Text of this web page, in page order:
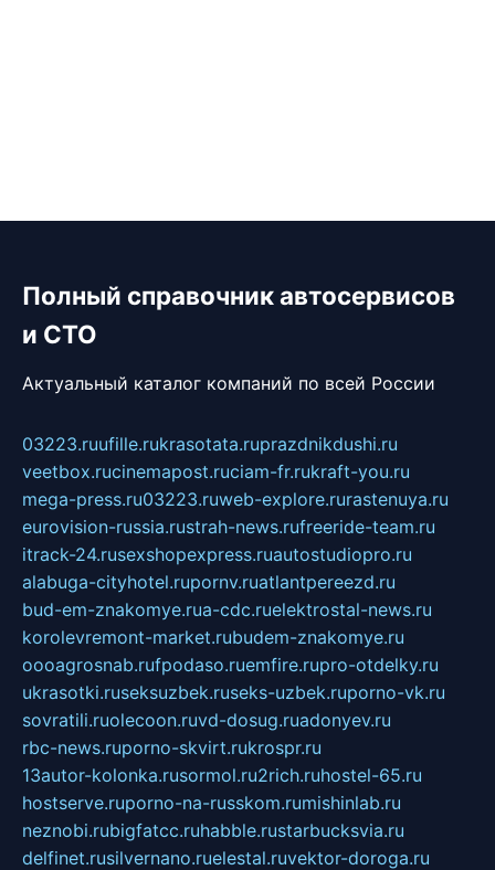
Полный справочник автосервисов
и СТО
Актуальный каталог компаний по всей России
03223.ruufille.rukrasotata.ruprazdnikdushi.ru
veetbox.rucinemapost.ruciam-fr.rukraft-you.ru
mega-press.ru03223.ruweb-explore.rurastenuya.ru
eurovision-russia.rustrah-news.rufreeride-team.ru
itrack-24.rusexshopexpress.ruautostudiopro.ru
alabuga-cityhotel.rupornv.ruatlantpereezd.ru
bud-em-znakomye.rua-cdc.ruelektrostal-news.ru
korolevremont-market.rubudem-znakomye.ru
oooagrosnab.rufpodaso.ruemfire.rupro-otdelky.ru
ukrasotki.ruseksuzbek.ruseks-uzbek.ruporno-vk.ru
sovratili.ruolecoon.ruvd-dosug.ruadonyev.ru
rbc-news.ruporno-skvirt.rukrospr.ru
13autor-kolonka.rusormol.ru2rich.ruhostel-65.ru
hostserve.ruporno-na-russkom.rumishinlab.ru
neznobi.rubigfatcc.ruhabble.rustarbucksvia.ru
delfinet.rusilvernano.ruelestal.ruvektor-doroga.ru